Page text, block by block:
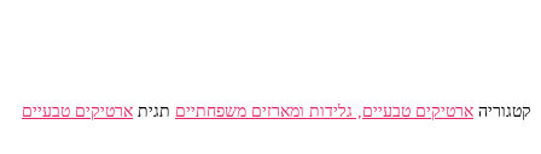
קטגוריה ארטיקים טבעיים, גלידות ומארזים משפחתיים תגית ארטיקים טבעיים